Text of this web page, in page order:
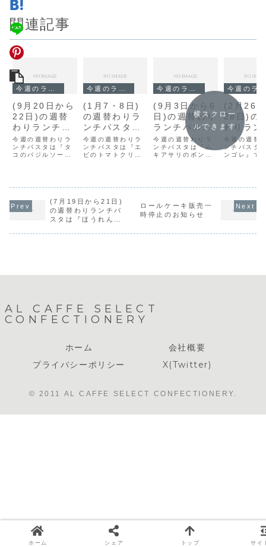
関連記事
(9月20日から
22日)の週替
わりランチパ
スタは『タコ
のバジルソー
ス』です。
今週の週替わりラ
ンチパスタは『タ
コのバジルソー
(1月7・8日)
の週替わりラ
ンチパスタは
『エビのトマ
トクリーム』
です。
今週の週替わりラ
ンチパスタは『エ
ビのトマトクリー
(9月3日から6
日)の週替わり
ランチパスタ
は『ムキアサ
リのボンゴ
レ』です。
今週の週替わりラ
ンチパスタは『ム
キアサリのボンゴ
(2月26
28日)の
わりラン
スタは『
ゴレ』で
今週の週替
ンチパスタ
ンゴレ』で
横スクロー
ルできます
(7月19日から21日)
の週替わりランチパ
スタは『ほうれん草
ロールケーキ販売一
時停止のお知らせ
AL CAFFE SELECT
CONFECTIONERY
ホーム
会社概要
プライバシーポリシー
X(Twitter)
© 2011 AL CAFFE SELECT CONFECTIONERY.
ホーム シェア トップ サイ